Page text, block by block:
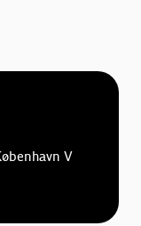
V